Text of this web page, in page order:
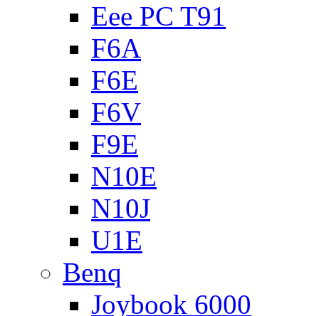
Eee PC T91
F6A
F6E
F6V
F9E
N10E
N10J
U1E
Benq
Joybook 6000